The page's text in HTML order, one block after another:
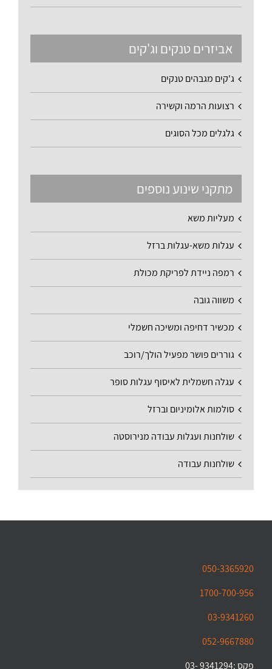
אביזרים טנקים וג'קים
ג'קים מגבהים טנקים
רצועות הרמה וקשירה
גלגלים מכל הסוגים
מתקני שינוע נוספים
מעליות משא
עגלות משא-עגלות ברזל
רמפה ניידת לפריקת מכולת
משווה גובה
מכשיר דחיפה ומשיכה חשמלי
גוררים פושר מפעיל הולך/רוכב
עגלה חשמלית לאיסוף עגלות סופר
סולמות אלומיניום וברזל
שולחנות ועגלות עבודה מנירוסטה
שולחנות עבודה
050-3365920
1700-700-956
03-9341260
052-9667880
פקס :9341294 -03